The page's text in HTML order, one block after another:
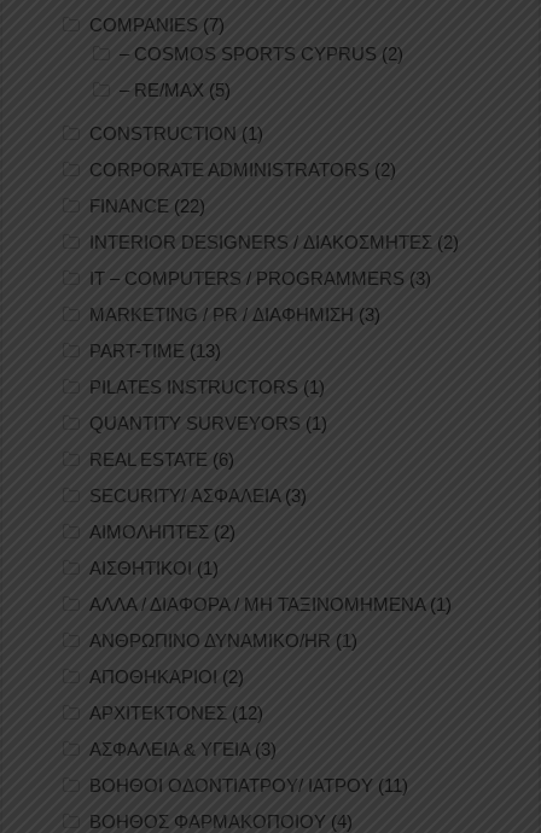
COMPANIES (7)
– COSMOS SPORTS CYPRUS (2)
– RE/MAX (5)
CONSTRUCTION (1)
CORPORATE ADMINISTRATORS (2)
FINANCE (22)
INTERIOR DESIGNERS / ΔΙΑΚΟΣΜΗΤΕΣ (2)
IT – COMPUTERS / PROGRAMMERS (3)
MARKETING / PR / ΔΙΑΦΗΜΙΣΗ (3)
PART-TIME (13)
PILATES INSTRUCTORS (1)
QUANTITY SURVEYORS (1)
REAL ESTATE (6)
SECURITY/ ΑΣΦΑΛΕΙΑ(3)
ΑΙΜΟΛΗΠΤΕΣ (2)
ΑΙΣΘΗΤΙΚΟΙ (1)
ΑΛΛΑ / ΔΙΑΦΟΡΑ / ΜΗ ΤΑΞΙΝΟΜΗΜΕΝΑ(1)
ΑΝΘΡΩΠΙΝΟ ΔΥΝΑΜΙΚΟ/HR (1)
ΑΠΟΘΗΚΑΡΙΟΙ (2)
ΑΡΧΙΤΕΚΤΟΝΕΣ (12)
ΑΣΦΑΛΕΙΑ & ΥΓΕΙΑ (3)
ΒΟΗΘΟΙ ΟΔΟΝΤΙΑΤΡΟΥ/ ΙΑΤΡΟΥ (11)
ΒΟΗΘΟΣ ΦΑΡΜΑΚΟΠΟΙΟΥ (4)